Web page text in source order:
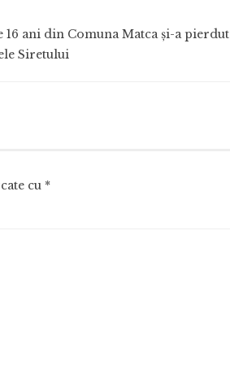
16 ani din Comuna Matca și-a pierdut
Siretului
cu *